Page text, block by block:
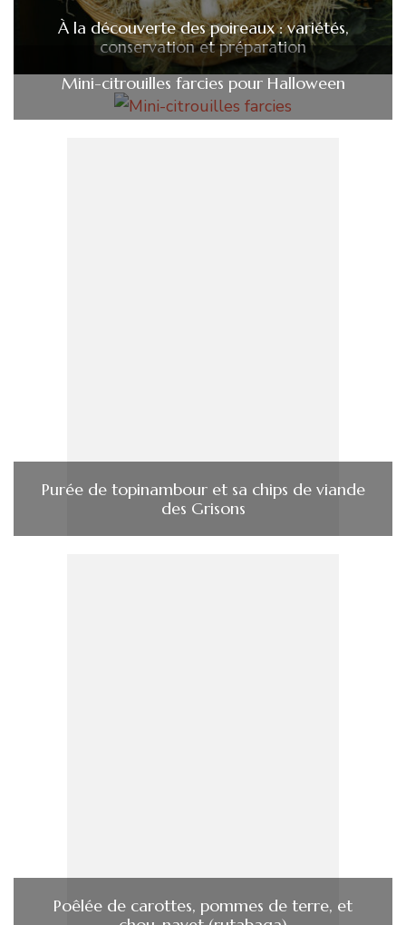
À la découverte des poireaux : variétés,
conservation et préparation
Mini-citrouilles farcies pour Halloween
Purée de topinambour et sa chips de viande
des Grisons
Poêlée de carottes, pommes de terre, et